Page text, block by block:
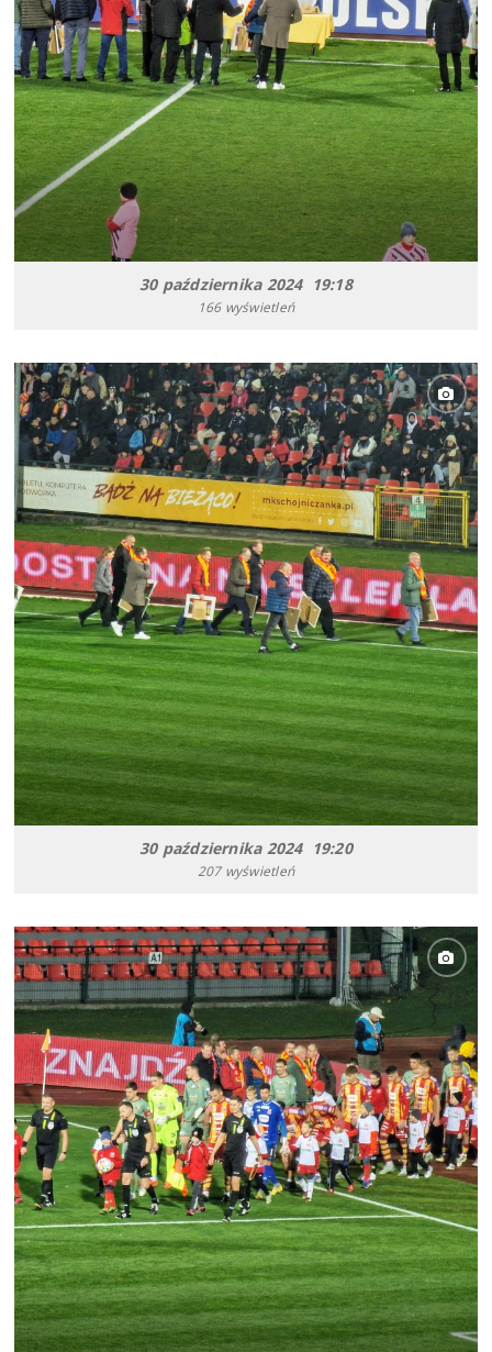
30 października 2024 19:18
166 wyświetleń
30 października 2024 19:20
207 wyświetleń